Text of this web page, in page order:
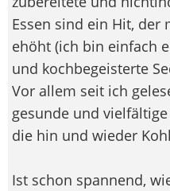
Essen sind ein Hit, der
ehöht (ich bin einfach
und kochbegeisterte
Vor allem seit ich
gesunde und
die hin und wieder
Ist schon spannend,